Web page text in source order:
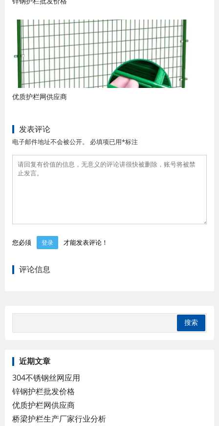
优质护栏网供应商
发表评论
电子邮件地址不会被公开。 必填项已用*标注
您必须 登录 才能发表评论！
评论信息
近期文章
304不锈钢丝网应用
锌钢护栏批发价格
优质护栏网供应商
桥梁护栏生产厂家行业分析